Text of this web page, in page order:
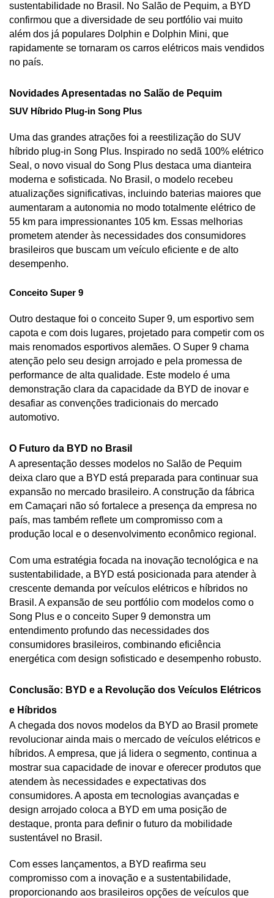
sustentabilidade no Brasil. No Salão de Pequim, a BYD
confirmou que a diversidade de seu portfólio vai muito
além dos já populares Dolphin e Dolphin Mini, que
rapidamente se tornaram os carros elétricos mais vendidos
no país.
Novidades Apresentadas no Salão de Pequim
SUV Híbrido Plug-in Song Plus
Uma das grandes atrações foi a reestilização do SUV
híbrido plug-in Song Plus. Inspirado no sedã 100% elétrico
Seal, o novo visual do Song Plus destaca uma dianteira
moderna e sofisticada. No Brasil, o modelo recebeu
atualizações significativas, incluindo baterias maiores que
aumentaram a autonomia no modo totalmente elétrico de
55 km para impressionantes 105 km. Essas melhorias
prometem atender às necessidades dos consumidores
brasileiros que buscam um veículo eficiente e de alto
desempenho.
Conceito Super 9
Outro destaque foi o conceito Super 9, um esportivo sem
capota e com dois lugares, projetado para competir com os
mais renomados esportivos alemães. O Super 9 chama
atenção pelo seu design arrojado e pela promessa de
performance de alta qualidade. Este modelo é uma
demonstração clara da capacidade da BYD de inovar e
desafiar as convenções tradicionais do mercado
automotivo.
O Futuro da BYD no Brasil
A apresentação desses modelos no Salão de Pequim
deixa claro que a BYD está preparada para continuar sua
expansão no mercado brasileiro. A construção da fábrica
em Camaçari não só fortalece a presença da empresa no
país, mas também reflete um compromisso com a
produção local e o desenvolvimento econômico regional.
Com uma estratégia focada na inovação tecnológica e na
sustentabilidade, a BYD está posicionada para atender à
crescente demanda por veículos elétricos e híbridos no
Brasil. A expansão de seu portfólio com modelos como o
Song Plus e o conceito Super 9 demonstra um
entendimento profundo das necessidades dos
consumidores brasileiros, combinando eficiência
energética com design sofisticado e desempenho robusto.
Conclusão: BYD e a Revolução dos Veículos Elétricos
e Híbridos
A chegada dos novos modelos da BYD ao Brasil promete
revolucionar ainda mais o mercado de veículos elétricos e
híbridos. A empresa, que já lidera o segmento, continua a
mostrar sua capacidade de inovar e oferecer produtos que
atendem às necessidades e expectativas dos
consumidores. A aposta em tecnologias avançadas e
design arrojado coloca a BYD em uma posição de
destaque, pronta para definir o futuro da mobilidade
sustentável no Brasil.
Com esses lançamentos, a BYD reafirma seu
compromisso com a inovação e a sustentabilidade,
proporcionando aos brasileiros opções de veículos que